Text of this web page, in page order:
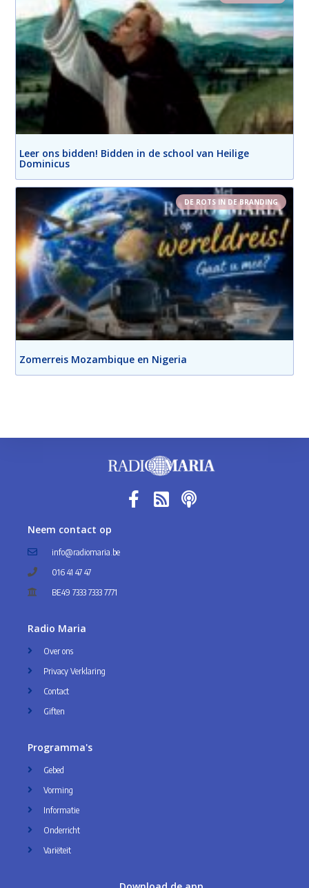
Leer ons bidden! Bidden in de school van Heilige
Dominicus
DE ROTS IN DE BRANDING
Zomerreis Mozambique en Nigeria
Neem contact op
info@radiomaria.be
016 41 47 47
BE49 7333 7333 7771
Radio Maria
Over ons
Privacy Verklaring
Contact
Giften
Programma's
Gebed
Vorming
Informatie
Onderricht
Variëteit